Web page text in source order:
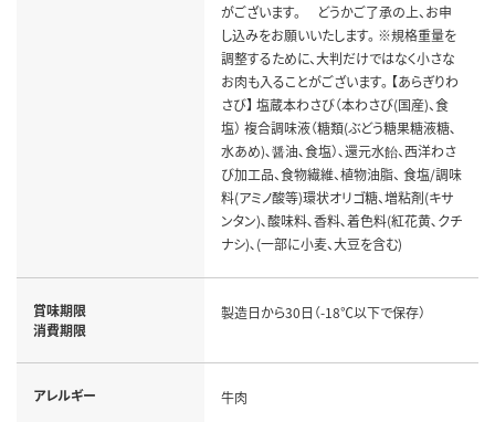
がございます。 どうかご了承の上、お申
し込みをお願いいたします。 ※規格重量を
調整するために、大判だけではなく小さな
お肉も入ることがございます。 【あらぎりわ
さび】 塩蔵本わさび（本わさび(国産)、食
塩） 複合調味液（糖類(ぶどう糖果糖液糖､
水あめ)､醤油､食塩）､還元水飴、西洋わさ
び加工品、食物繊維、植物油脂、 食塩/調味
料(アミノ酸等)環状オリゴ糖、増粘剤(キサ
ンタン)､酸味料､香料､着色料(紅花黄､クチ
ナシ)､(一部に小麦、大豆を含む)
賞味期限
消費期限
製造日から30日（-18℃以下で保存）
アレルギー 牛肉